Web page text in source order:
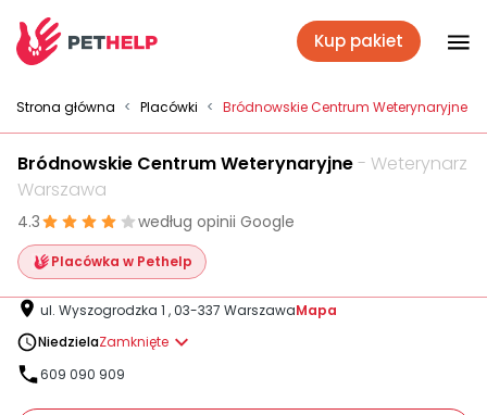
Pakiety weterynaryjne
Ubezpieczenie psa i kota
Placówki
Zaloguj się
Kup pakiet
Strona główna < Placówki < Bródnowskie Centrum Weterynaryjne
Bródnowskie Centrum Weterynaryjne- Weterynarz
Warszawa
4.3 według opinii Google
Placówka w Pethelp
ul. Wyszogrodzka 1 , 03-337 WarszawaMapa
NiedzielaZamknięte
609 090 909